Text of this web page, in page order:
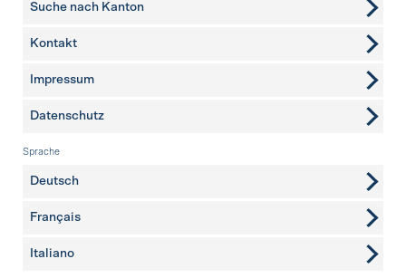
Suche nach Kanton
weitere Seiten
Kontakt
Impressum
Datenschutz
Sprache
Deutsch
Français
Italiano